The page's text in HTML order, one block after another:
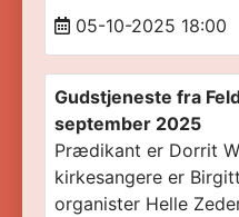
05-10-2025 18:00
Gudstjeneste fra
september 2025
Prædikant er Dorrit
kirkesangere er
organister Helle